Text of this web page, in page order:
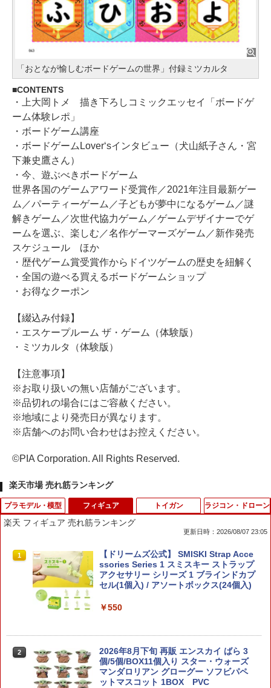
「おとなが愉しむボードゲームの世界」付録ミツカルタ
CONTENTS
・上大岡トメ 描き下ろしコミックエッセイ「ボードゲ
ーム体験レポ」
・ボードゲーム講座
・ボードゲームLover‘sインタビュー（犬山紙子さん・宮
下兼史鷹さん）
・今、遊ぶべきボードゲーム
世界各国のゲームアワード受賞作／2021年注目最新ゲー
ム／パーティーゲーム／子どもが夢中になるゲーム／謎
解きゲーム／次世代協力ゲーム／ゲームデザイナーでゲ
ームを選ぶ、楽しむ／名作ゲーマーズゲーム／新作発売
スケジュール ほか
・歴代ゲーム賞受賞作からドイツゲームの歴史を紐解く
・全国の遊べる買えるボードゲームショップ
・お得なクーポン
【綴込み付録】
・エスケープルーム ザ・ゲーム（体験版）
・ミツカルタ（体験版）
【注意事項】
※お取り扱いの無い店舗がございます。
※品切れの場合にはご容赦ください。
※地域により発売日が異なります。
※店舗へのお問い合わせはお控えください。
©PIA Corporation. All Rights Reserved.
楽天市場 売れ筋ランキング
プラモデル・模型
1
1/700 ロシア海軍 航空母艦 アドミラル・
クズネツォフ 【M51】 (プラモデル)
￥6,528
￥6,584
フィギュア
楽天 フィギュア 売れ筋ランキング
更新日時：2026/08/07 23:05
1
【ドリームズ公式】 SMISKI Strap Acce
ssories Series 1 スミスキー ストラップ
アクセサリー シリーズ 1 ブラインドカプ
セル(1個入) / アソートボックス(24個入)
￥550
2
2026年8月下旬 再販 エンスカイ ばら 3
個/5個/BOX11個入り スター・ウォーズ
マンダロリアン グローグー ソフビパペ
ットマスコット 1BOX PVC
トイガン ラジコン・ドローン